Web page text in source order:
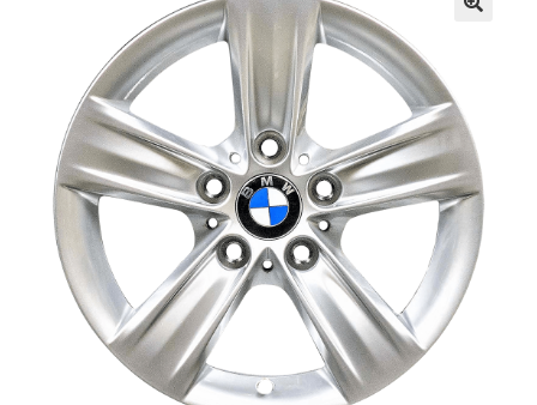
Vanteiden osto-opas
Auton renkaat
Yhteystiedot